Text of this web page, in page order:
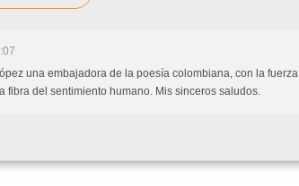
una embajadora de la poesía colombiana, con la fuerza
fibra del sentimiento humano. Mis sinceros saludos.